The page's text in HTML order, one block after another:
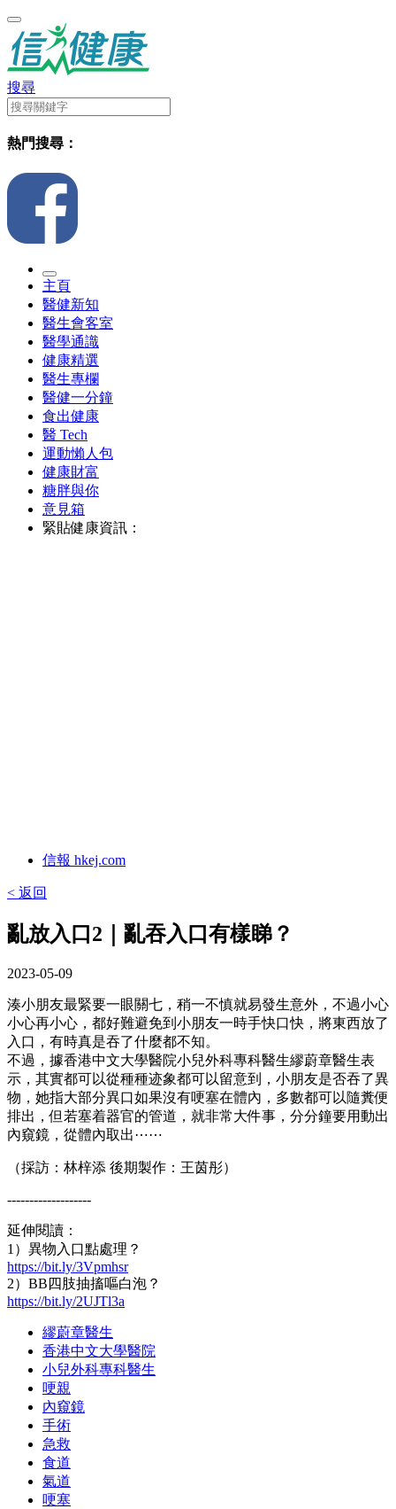
搜尋
熱門搜尋：
主頁
醫健新知
醫生會客室
醫學通識
健康精選
醫生專欄
醫健一分鐘
食出健康
醫 Tech
運動懶人包
健康財富
糖胖與你
意見箱
緊貼健康資訊：
信報 hkej.com
< 返回
亂放入口2｜亂吞入口有樣睇？
2023-05-09
湊小朋友最緊要一眼關七，稍一不慎就易發生意外，不過小心
小心再小心，都好難避免到小朋友一時手快口快，將東西放了
入口，有時真是吞了什麼都不知。
不過，據香港中文大學醫院小兒外科專科醫生繆蔚章醫生表
示，其實都可以從種種迹象都可以留意到，小朋友是否吞了異
物，她指大部分異口如果沒有哽塞在體內，多數都可以隨糞便
排出，但若塞着器官的管道，就非常大件事，分分鐘要用動出
內窺鏡，從體內取出⋯⋯
（採訪：林梓添 後期製作：王茵彤）
-------------------
延伸閱讀：
1）異物入口點處理？
https://bit.ly/3Vpmhsr
2）BB四肢抽搐嘔白泡？
https://bit.ly/2UJTl3a
繆蔚章醫生
香港中文大學醫院
小兒外科專科醫生
哽親
內窺鏡
手術
急救
食道
氣道
哽塞